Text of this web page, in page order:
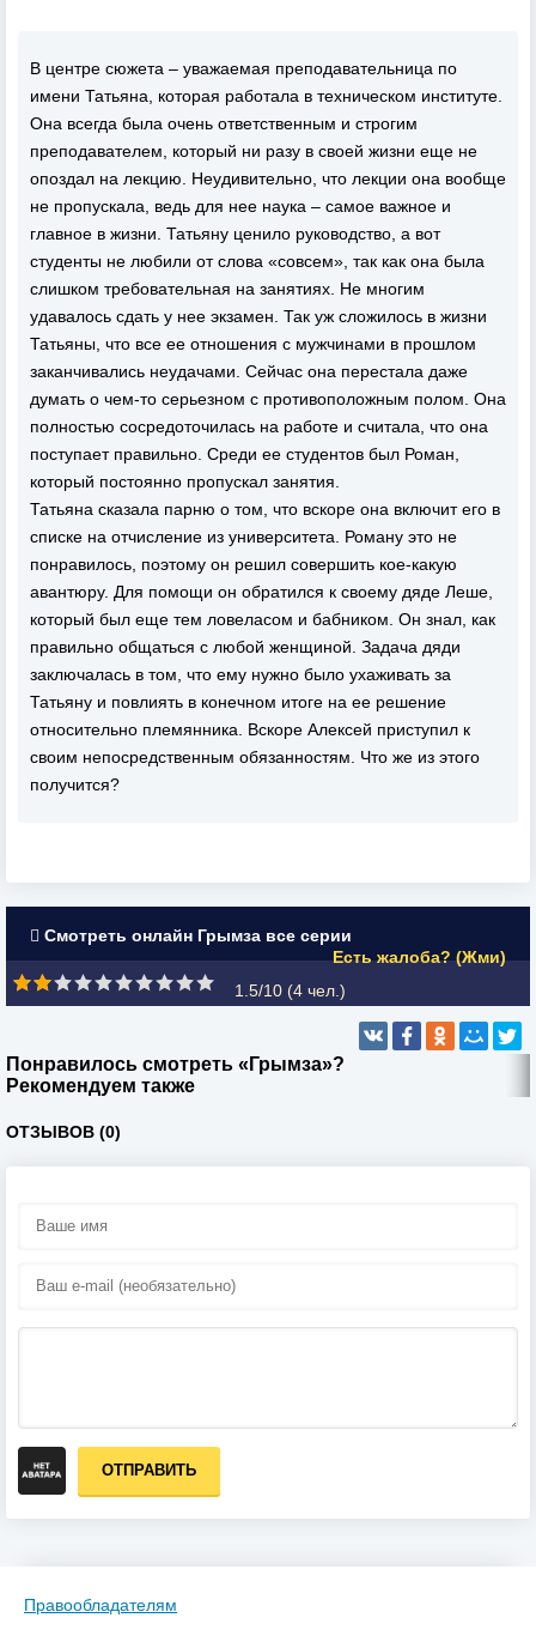
В центре сюжета – уважаемая преподавательница по
имени Татьяна, которая работала в техническом институте.
Она всегда была очень ответственным и строгим
преподавателем, который ни разу в своей жизни еще не
опоздал на лекцию. Неудивительно, что лекции она вообще
не пропускала, ведь для нее наука – самое важное и
главное в жизни. Татьяну ценило руководство, а вот
студенты не любили от слова «совсем», так как она была
слишком требовательная на занятиях. Не многим
удавалось сдать у нее экзамен. Так уж сложилось в жизни
Татьяны, что все ее отношения с мужчинами в прошлом
заканчивались неудачами. Сейчас она перестала даже
думать о чем-то серьезном с противоположным полом. Она
полностью сосредоточилась на работе и считала, что она
поступает правильно. Среди ее студентов был Роман,
который постоянно пропускал занятия.
Татьяна сказала парню о том, что вскоре она включит его в
списке на отчисление из университета. Роману это не
понравилось, поэтому он решил совершить кое-какую
авантюру. Для помощи он обратился к своему дяде Леше,
который был еще тем ловеласом и бабником. Он знал, как
правильно общаться с любой женщиной. Задача дяди
заключалась в том, что ему нужно было ухаживать за
Татьяну и повлиять в конечном итоге на ее решение
относительно племянника. Вскоре Алексей приступил к
своим непосредственным обязанностям. Что же из этого
получится?
Смотреть онлайн Грымза все серии
Есть жалоба? (Жми)
1.5/10 (4 чел.)
Понравилось смотреть «Грымза»?
Рекомендуем также
ОТЗЫВОВ (0)
ОТПРАВИТЬ
Правообладателям